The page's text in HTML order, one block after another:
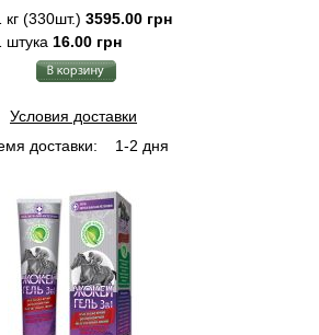
кг (330шт.) 3595.00 грн
штука 16.00 грн
Условия доставки
доставки:
1-2 дня